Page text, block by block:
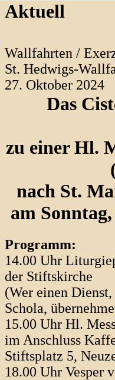
Aktuell
Wallfahrten /
St. Hedwigs-
27. Oktober 2024
Das
zu einer Hl.
nach St.
am
Programm:
14.00 Uhr
der Stiftskirche
(Wer einen
Schola,
15.00 Uhr Hl.
im Anschluss
Stiftsplatz 5,
18.00 Uhr Vesper